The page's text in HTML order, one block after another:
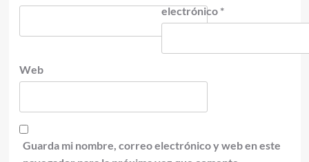
electrónico *
Web
Guarda mi nombre, correo electrónico y web en este